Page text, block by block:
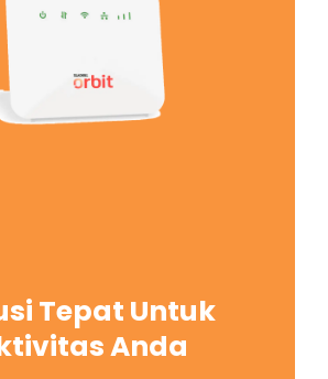
Tepat Untuk
Anda